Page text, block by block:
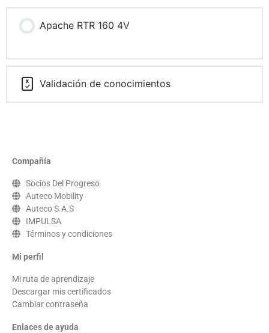
Apache RTR 160 4V
Validación de conocimientos
Compañía
Socios Del Progreso
Auteco Mobility
Auteco S.A.S
IMPULSA
Términos y condiciones
Mi perfil
Mi ruta de aprendizaje
Descargar mis certificados
Cambiar contraseña
Enlaces de ayuda